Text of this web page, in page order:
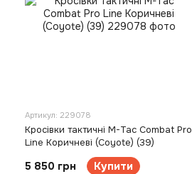
Артикул: 229078
Кросівки тактичні M-Tac Combat Pro
Line Коричневі (Coyote) (39)
5 850 грн Купити